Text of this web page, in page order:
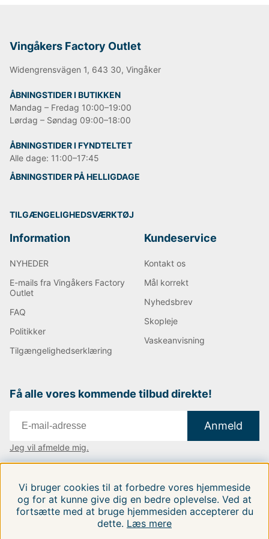
FILTRERA EFTER SORTER EFTER:
Vingåkers Factory Outlet
Widengrensvägen 1, 643 30, Vingåker
ÅBNINGSTIDER I BUTIKKEN
Mandag – Fredag 10:00–19:00
Lørdag – Søndag 09:00–18:00
ÅBNINGSTIDER I FYNDTELTET
Alle dage: 11:00–17:45
ÅBNINGSTIDER PÅ HELLIGDAGE
TILGÆNGELIGHEDSVÆRKTØJ
Information
NYHEDER
E-mails fra Vingåkers Factory
Outlet
FAQ
Politikker
Tilgængelighedserklæring
Kundeservice
Kontakt os
Mål korrekt
Nyhedsbrev
Skopleje
Vaskeanvisning
Få alle vores kommende tilbud direkte!
Anmeld
Jeg vil afmelde mig.
Følg os på vores sociale medier.
Vi bruger cookies til at forbedre vores hjemmeside
og for at kunne give dig en bedre oplevelse. Ved at
fortsætte med at bruge hjemmesiden accepterer du
dette. Læs mere